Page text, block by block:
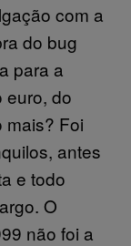
com a
do bug
para a
euro, do
mais? Foi
antes
e todo
O
não foi a